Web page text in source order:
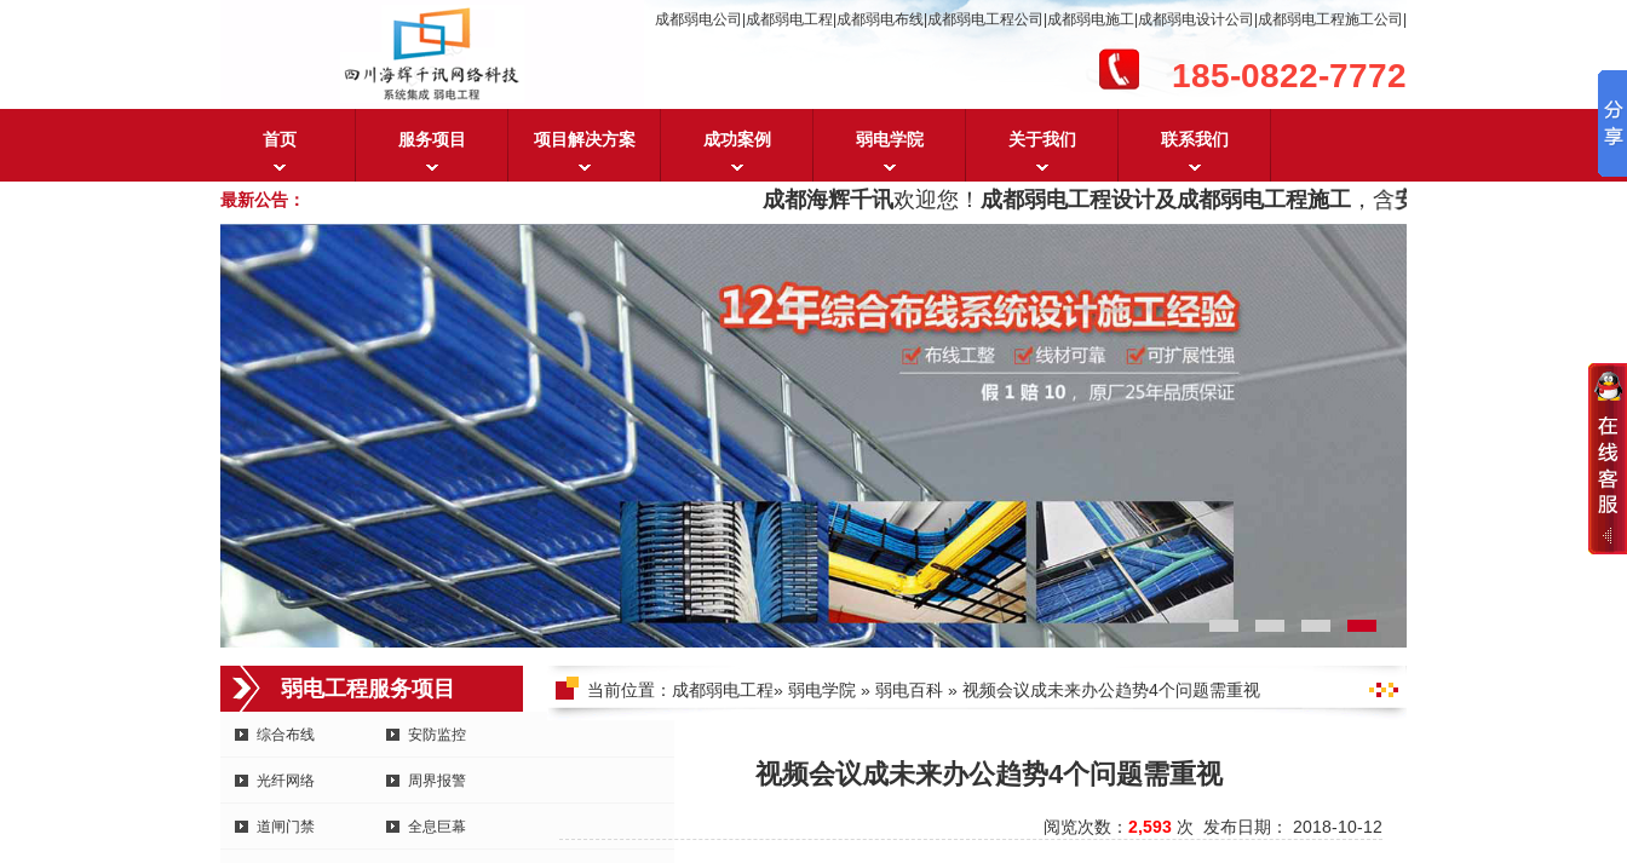
成都弱电公司|成都弱电工程|成都弱电布线|成都弱电工程公司|成都弱电施工|成都弱电设计公司|成都弱电工程施工公司|
185-0822-7772
首页 服务项目 项目解决方案 成功案例 弱电学院 关于我们 联系我们
最新公告： 成都海辉千讯欢迎您！ 成都弱电工程设计及成都弱电工程施工，含 安防监控，系统集成，综
弱电工程服务项目
综合布线 安防监控
光纤网络 周界报警
道闸门禁 全息巨幕
当前位置： 成都弱电工程» 弱电学院 » 弱电百科 » 视频会议成未来办公趋势4个问题需重视
视频会议成未来办公趋势4个问题需重视
阅览次数： 2,593 次 发布日期： 2018-10-12